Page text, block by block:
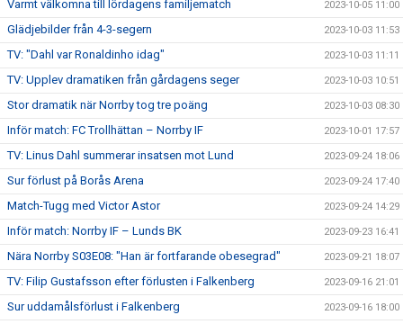
Varmt välkomna till lördagens familjematch 2023-10-05 11:00
Glädjebilder från 4-3-segern 2023-10-03 11:53
TV: "Dahl var Ronaldinho idag" 2023-10-03 11:11
TV: Upplev dramatiken från gårdagens seger 2023-10-03 10:51
Stor dramatik när Norrby tog tre poäng 2023-10-03 08:30
Inför match: FC Trollhättan – Norrby IF 2023-10-01 17:57
TV: Linus Dahl summerar insatsen mot Lund 2023-09-24 18:06
Sur förlust på Borås Arena 2023-09-24 17:40
Match-Tugg med Victor Astor 2023-09-24 14:29
Inför match: Norrby IF – Lunds BK 2023-09-23 16:41
Nära Norrby S03E08: "Han är fortfarande obesegrad" 2023-09-21 18:07
TV: Filip Gustafsson efter förlusten i Falkenberg 2023-09-16 21:01
Sur uddamålsförlust i Falkenberg 2023-09-16 18:00